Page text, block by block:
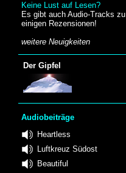
Keine Lust auf Lesen?
Es gibt auch Audio-Tracks zu
einigen Rezensionen!
weitere Neuigkeiten
Der Gipfel
Audiobeiträge
Heartless
Luftkreuz Südost
Beautiful